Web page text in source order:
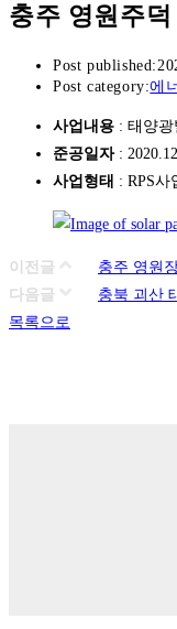
충주 영원주
Post published:
Post category:에
사업내용 : 태양
준공일자:
사업형태 : RPS사
이전글
충주 영원
다음글
충북 괴산
목록으로